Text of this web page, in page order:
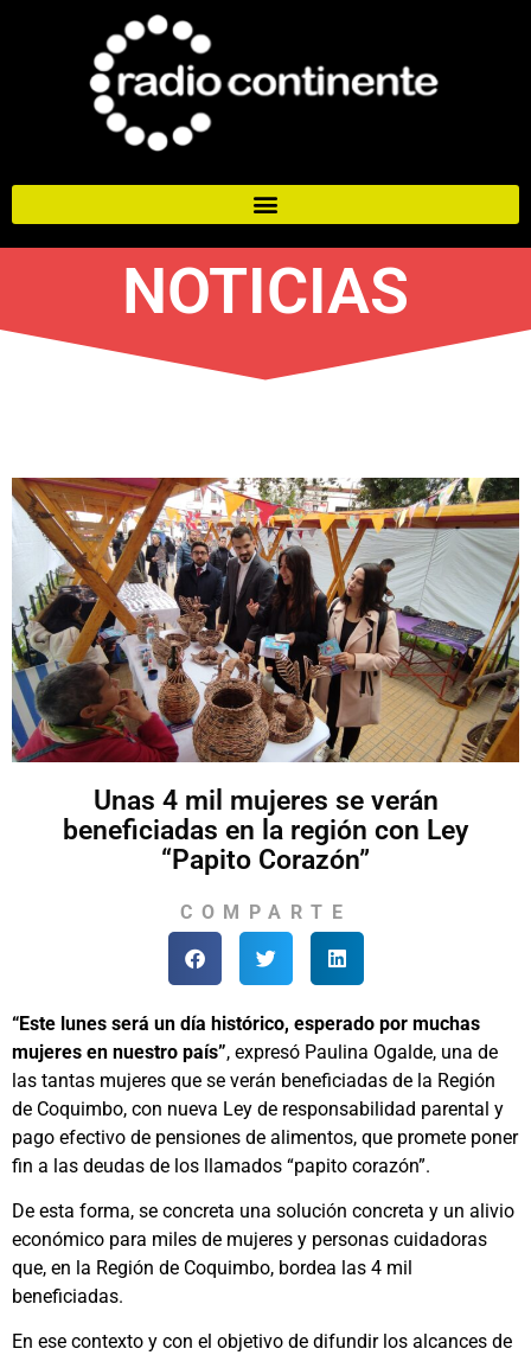
NOTICIAS
Unas 4 mil mujeres se verán
beneficiadas en la región con Ley
“Papito Corazón”
COMPARTE
“Este lunes será un día histórico, esperado por muchas
mujeres en nuestro país”, expresó Paulina Ogalde, una de
las tantas mujeres que se verán beneficiadas de la Región
de Coquimbo, con nueva Ley de responsabilidad parental y
pago efectivo de pensiones de alimentos, que promete poner
fin a las deudas de los llamados “papito corazón”.
De esta forma, se concreta una solución concreta y un alivio
económico para miles de mujeres y personas cuidadoras
que, en la Región de Coquimbo, bordea las 4 mil
beneficiadas.
En ese contexto y con el objetivo de difundir los alcances de